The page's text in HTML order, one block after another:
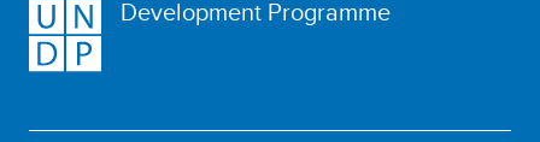
Development Programme